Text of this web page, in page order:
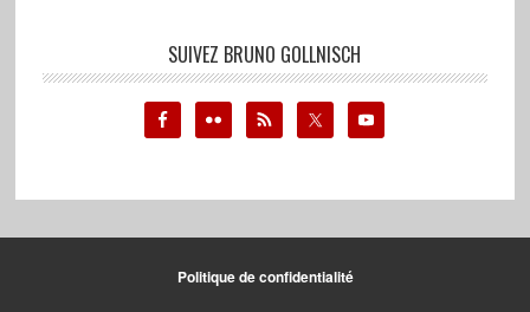
SUIVEZ BRUNO GOLLNISCH
Politique de confidentialité